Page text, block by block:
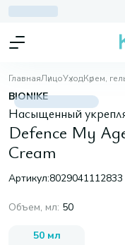
ГлавнаяЛицоУходКрем,
BIONIKE
Насыщенный
Defence My
Cream
Артикул:8029041112833
Объем, мл: 50
50 мл